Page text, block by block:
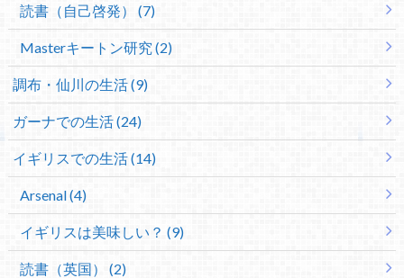
読書（自己啓発） (7)
Masterキートン研究 (2)
調布・仙川の生活 (9)
ガーナでの生活 (24)
イギリスでの生活 (14)
Arsenal (4)
イギリスは美味しい？ (9)
読書（英国） (2)